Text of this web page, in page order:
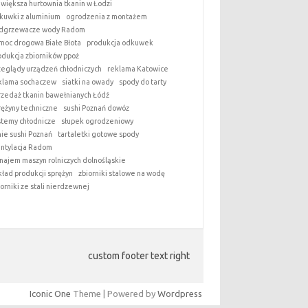
hurtownia tkanin w Łodzi
z aluminium
ogrodzenia z montażem
wody Radom
drogowa Białe Błota
produkcja odkuwek
zbiorników ppoż
urządzeń chłodniczych
reklama Katowice
sochaczew
siatki na owady
spody do tarty
tkanin bawełnianych Łódź
techniczne
sushi Poznań dowóz
chłodnicze
słupek ogrodzeniowy
sushi Poznań
tartaletki gotowe spody
Radom
maszyn rolniczych dolnośląskie
produkcji sprężyn
zbiorniki stalowe na wodę
ze stali nierdzewnej
custom footer text right
Iconic One Theme | Powered by Wordpress